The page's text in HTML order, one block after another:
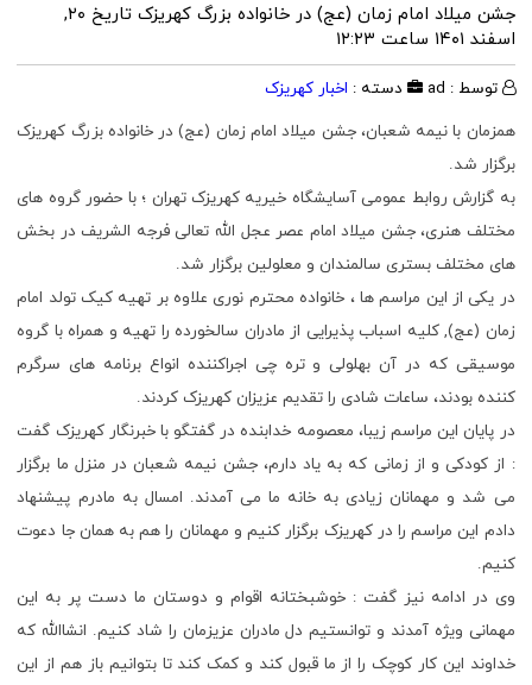
جشن میلاد امام زمان (عج) در خانواده بزرگ کهریزک
تاریخ ۲۰,
اسفند ۱۴۰۱ ساعت ۱۲:۲۳
توسط : ad دسته : اخبار کهریزک
همزمان با نیمه شعبان، جشن میلاد امام زمان (عج) در خانواده بزرگ کهریزک
برگزار شد.
به گزارش روابط عمومی آسایشگاه خیریه کهریزک تهران ؛ با حضور گروه های
مختلف هنری، جشن میلاد امام عصر عجل الله تعالی فرجه الشریف در بخش
های مختلف بستری سالمندان و معلولین برگزار شد.
در یکی از این مراسم ها ، خانواده محترم نوری علاوه بر تهیه کیک تولد امام
زمان (عج), کلیه اسباب پذیرایی از مادران سالخورده را تهیه و همراه با گروه
موسیقی که در آن بهلولی و تره چی اجراکننده انواع برنامه های سرگرم
کننده بودند، ساعات شادی را تقدیم عزیزان کهریزک کردند.
در پایان این مراسم زیبا، معصومه خدابنده در گفتگو با خبرنگار کهریزک گفت
: از کودکی و از زمانی که به یاد دارم، جشن نیمه شعبان در منزل ما برگزار
می شد و مهمانان زیادی به خانه ما می آمدند. امسال به مادرم پیشنهاد
دادم این مراسم را در کهریزک برگزار کنیم و مهمانان را هم به همان جا دعوت
کنیم.
وی در ادامه نیز گفت : خوشبختانه اقوام و دوستان ما دست پر به این
مهمانی ویژه آمدند و توانستیم دل مادران عزیزمان را شاد کنیم. انشاالله که
خداوند این کار کوچک را از ما قبول کند و کمک کند تا بتوانیم باز هم از این